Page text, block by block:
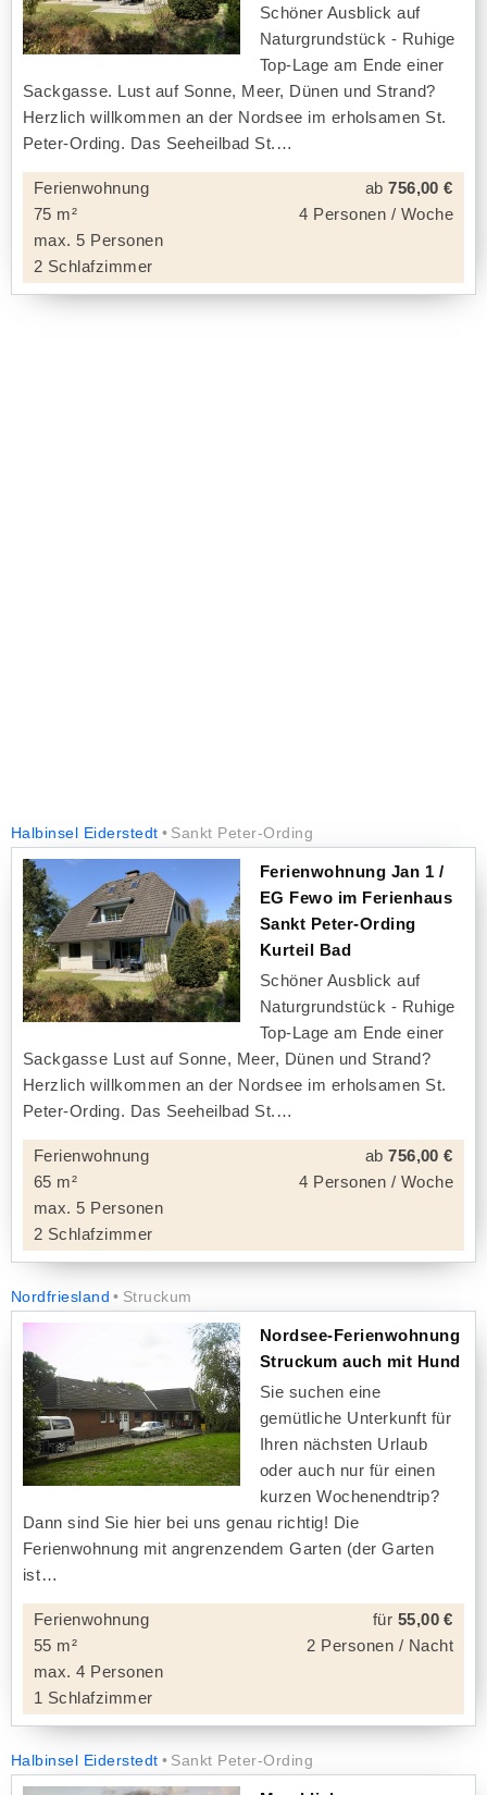
Schöner Ausblick auf
Naturgrundstück - Ruhige
Top-Lage am Ende einer
Sackgasse. Lust auf Sonne, Meer, Dünen und Strand?
Herzlich willkommen an der Nordsee im erholsamen St.
Peter-Ording. Das Seeheilbad St.
Ferienwohnung
75 m²
max. 5 Personen
2 Schlafzimmer
ab756,00 €
4 Personen / Woche
Halbinsel Eiderstedt Sankt Peter-Ording
Ferienwohnung Jan 1 /
EG Fewo im Ferienhaus
Sankt Peter-Ording
Kurteil Bad
Schöner Ausblick auf
Naturgrundstück - Ruhige
Top-Lage am Ende einer
Sackgasse Lust auf Sonne, Meer, Dünen und Strand?
Herzlich willkommen an der Nordsee im erholsamen St.
Peter-Ording. Das Seeheilbad St.
Ferienwohnung
65 m²
max. 5 Personen
2 Schlafzimmer
ab756,00 €
4 Personen / Woche
Nordfriesland Struckum
Nordsee-Ferienwohnung
Struckum auch mit Hund
Sie suchen eine
gemütliche Unterkunft für
Ihren nächsten Urlaub
oder auch nur für einen
kurzen Wochenendtrip?
Dann sind Sie hier bei uns genau richtig! Die
Ferienwohnung mit angrenzendem Garten (der Garten
ist
Ferienwohnung
55 m²
max. 4 Personen
1 Schlafzimmer
für 55,00 €
2 Personen / Nacht
Halbinsel Eiderstedt Sankt Peter-Ording